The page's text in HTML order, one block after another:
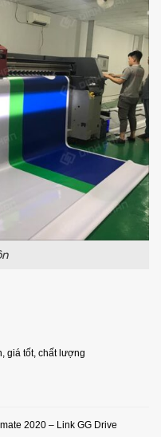
giá tốt, chất lượng
2020 – Link GG Drive